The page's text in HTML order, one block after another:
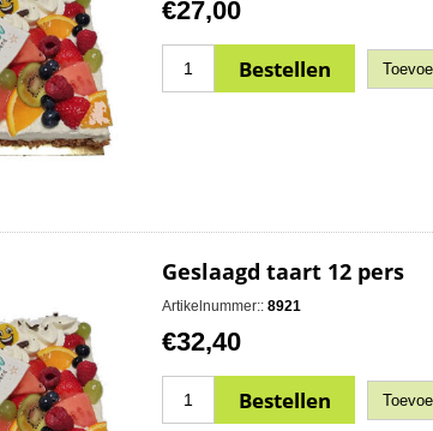
€27,00
Geslaagd taart 12 pers
Artikelnummer:: 8921
€32,40